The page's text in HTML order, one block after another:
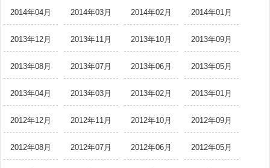
2014年04月 2014年03月 2014年02月 2014年01月
2013年12月 2013年11月 2013年10月 2013年09月
2013年08月 2013年07月 2013年06月 2013年05月
2013年04月 2013年03月 2013年02月 2013年01月
2012年12月 2012年11月 2012年10月 2012年09月
2012年08月 2012年07月 2012年06月 2012年05月